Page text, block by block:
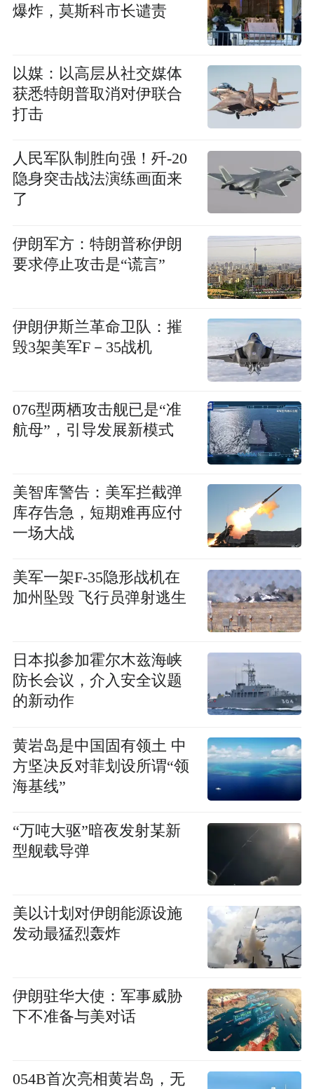
爆炸，莫斯科市长谴责
以媒：以高层从社交媒体
获悉特朗普取消对伊联合
打击
人民军队制胜向强！歼-20
隐身突击战法演练画面来
了
伊朗军方：特朗普称伊朗
要求停止攻击是“谎言”
伊朗伊斯兰革命卫队：摧
毁3架美军F－35战机
076型两栖攻击舰已是“准
航母”，引导发展新模式
美智库警告：美军拦截弹
库存告急，短期难再应付
一场大战
美军一架F-35隐形战机在
加州坠毁 飞行员弹射逃生
日本拟参加霍尔木兹海峡
防长会议，介入安全议题
的新动作
黄岩岛是中国固有领土 中
方坚决反对菲划设所谓“领
海基线”
“万吨大驱”暗夜发射某新
型舰载导弹
美以计划对伊朗能源设施
发动最猛烈轰炸
伊朗驻华大使：军事威胁
下不准备与美对话
054B首次亮相黄岩岛，无